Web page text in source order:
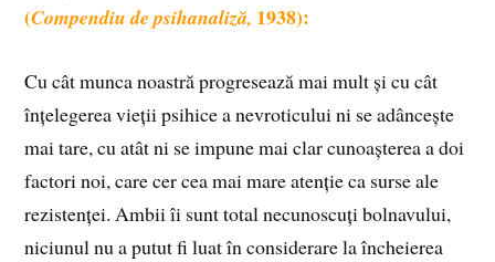
(Compendiu de psihanaliză, 1938):
Cu cât munca noastră progresează mai mult și cu cât
înțelegerea vieții psihice a nevroticului ni se adâncește
mai tare, cu atât ni se impune mai clar cunoașterea a doi
factori noi, care cer cea mai mare atenție ca surse ale
rezistenței. Ambii îi sunt total necunoscuți bolnavului,
niciunul nu a putut fi luat în considerare la încheierea